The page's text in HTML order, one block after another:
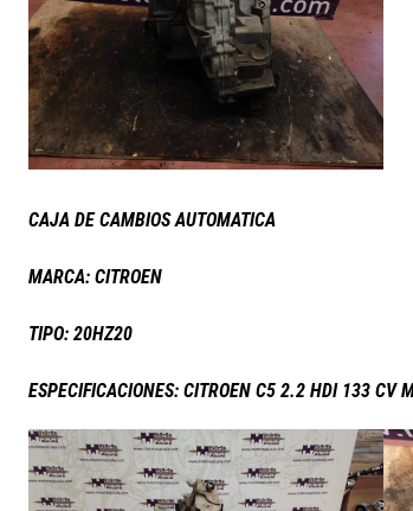
CAJA DE CAMBIOS AUTOMATICA
MARCA: CITROEN
TIPO: 20HZ20
ESPECIFICACIONES: CITROEN C5 2.2 HDI 133 CV